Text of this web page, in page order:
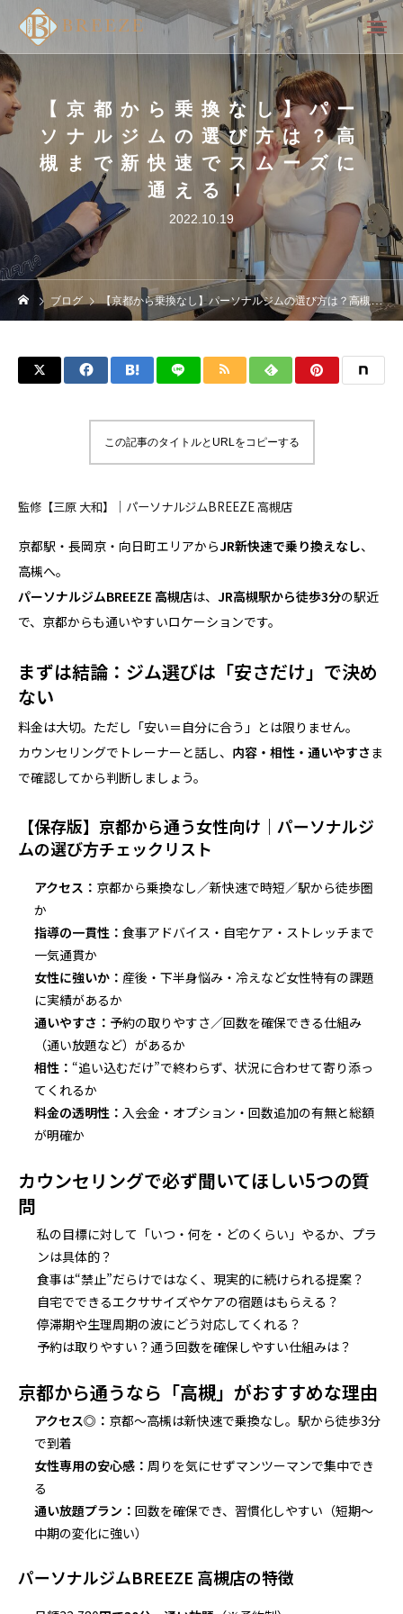
【京都から乗換なし】パー
ソナルジムの選び方は？高
槻まで新快速でスムーズに
通える！
2022.10.19
ブログ 【京都から乗換なし】パーソナルジムの選び方は？高槻まで新快速でスムーズに通える！
この記事のタイトルとURLをコピーする
監修【三原 大和】｜パーソナルジムBREEZE 高槻店
京都駅・長岡京・向日町エリアからJR新快速で乗り換えなし、
高槻へ。
パーソナルジムBREEZE 高槻店は、 JR高槻駅から徒歩3分の駅近
で、京都からも通いやすいロケーションです。
まずは結論：ジム選びは「安さだけ」で決め
ない
料金は大切。ただし「安い＝自分に合う」とは限りません。
カウンセリングでトレーナーと話し、 内容・相性・通いやすさま
で確認してから判断しましょう。
【保存版】京都から通う女性向け｜パーソナルジ
ムの選び方チェックリスト
アクセス： 京都から乗換なし／新快速で時短／駅から徒歩圏
か
指導の一貫性：食事アドバイス・自宅ケア・ストレッチまで
一気通貫か
女性に強いか： 産後・下半身悩み・冷えなど女性特有の課題
に実績があるか
通いやすさ： 予約の取りやすさ／回数を確保できる仕組み
（通い放題など）があるか
相性：“追い込むだけ”で終わらず、状況に合わせて寄り添っ
てくれるか
料金の透明性： 入会金・オプション・回数追加の有無と総額
が明確か
カウンセリングで必ず聞いてほしい5つの質
問
私の目標に対して「いつ・何を・どのくらい」やるか、プラ
ンは具体的？
食事は“禁止”だらけではなく、現実的に続けられる提案？
自宅でできるエクササイズやケアの宿題はもらえる？
停滞期や生理周期の波にどう対応してくれる？
予約は取りやすい？通う回数を確保しやすい仕組みは？
京都から通うなら「高槻」がおすすめな理由
アクセス◎： 京都〜高槻は新快速で乗換なし。駅から徒歩3分
で到着
女性専用の安心感： 周りを気にせずマンツーマンで集中でき
る
通い放題プラン：回数を確保でき、習慣化しやすい（短期〜
中期の変化に強い）
パーソナルジムBREEZE 高槻店の特徴